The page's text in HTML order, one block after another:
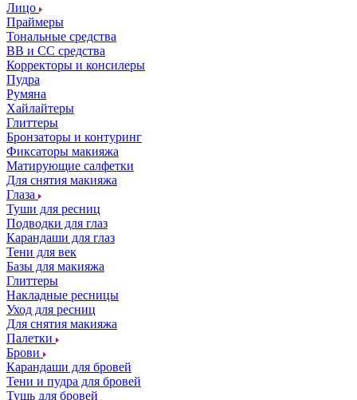
Лицо
Праймеры
Тональные средства
ВВ и СС средства
Корректоры и консилеры
Пудра
Румяна
Хайлайтеры
Глиттеры
Бронзаторы и контуринг
Фиксаторы макияжа
Матирующие салфетки
Для снятия макияжа
Глаза
Туши для ресниц
Подводки для глаз
Карандаши для глаз
Тени для век
Базы для макияжа
Глиттеры
Накладные ресницы
Уход для ресниц
Для снятия макияжа
Палетки
Брови
Карандаши для бровей
Тени и пудра для бровей
Тушь для бровей